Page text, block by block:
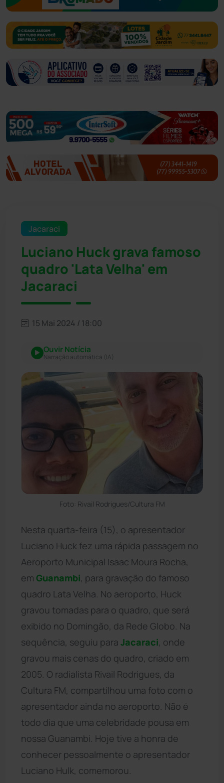
Jacaraci
Luciano Huck grava famoso
quadro 'Lata Velha' em
Jacaraci
15 Mai 2024 / 18:00
Ouvir Notícia
Narração automática (IA)
Foto: Rivail Rodrigues/Cultura FM
Nesta quarta-feira (15), o apresentador
Luciano Huck fez uma rápida passagem no
Aeroporto Municipal Isaac Moura Rocha,
em Guanambi, para gravação do famoso
quadro Lata Velha. No aeroporto, Huck
gravou tomadas para o quadro, que será
exibido no Domingão, da Rede Globo. Na
sequência, seguiu para Jacaraci, onde
gravou mais cenas do quadro, criado em
2005. O radialista Rivail Rodrigues, da
Cultura FM, compartilhou uma foto com o
apresentador ainda no aeroporto. Não é
todo dia que uma celebridade pousa em
nossa Guanambi. Hoje tive a honra de
conhecer pessoalmente o apresentador
Luciano Hulk, comemorou.